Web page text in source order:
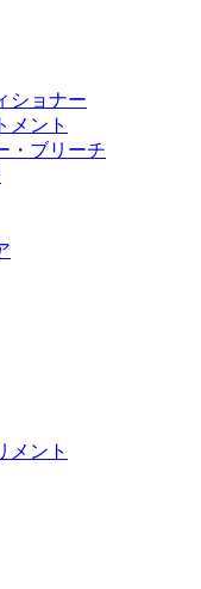
ショナー
メント
・ブリーチ
メント